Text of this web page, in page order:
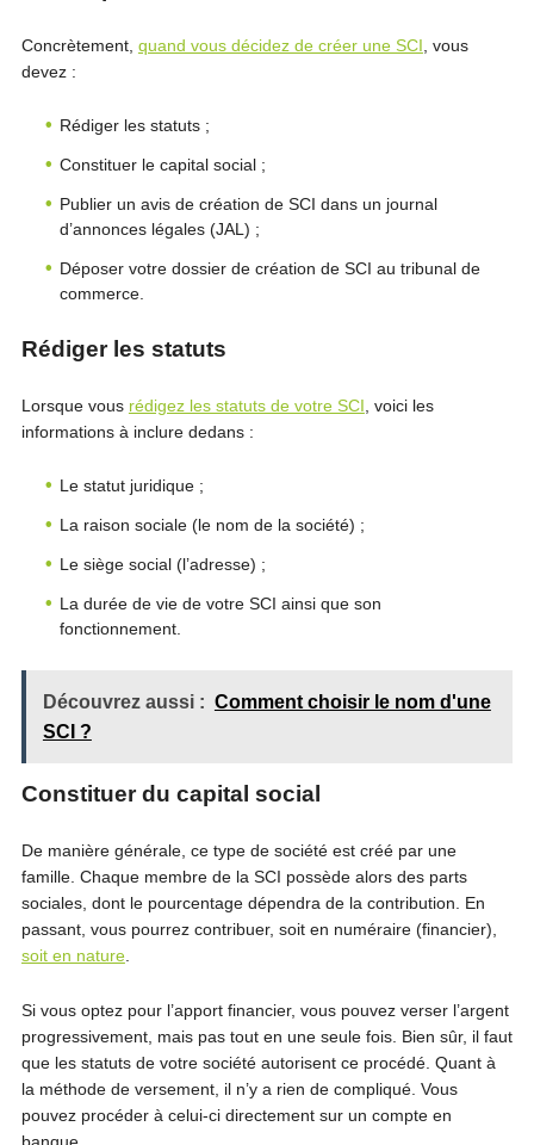
Concrètement, quand vous décidez de créer une SCI , vous
devez :
Rédiger les statuts ;
Constituer le capital social ;
Publier un avis de création de SCI dans un journal
d’annonces légales (JAL) ;
Déposer votre dossier de création de SCI au tribunal de
commerce.
Rédiger les statuts
Lorsque vous rédigez les statuts de votre SCI , voici les
informations à inclure dedans :
Le statut juridique ;
La raison sociale (le nom de la société) ;
Le siège social (l’adresse) ;
La durée de vie de votre SCI ainsi que son
fonctionnement.
Découvrez aussi : Comment choisir le nom d'une
SCI ?
Constituer du capital social
De manière générale, ce type de société est créé par une
famille. Chaque membre de la SCI possède alors des parts
sociales, dont le pourcentage dépendra de la contribution. En
passant, vous pourrez contribuer, soit en numéraire (financier),
soit en nature.
Si vous optez pour l’apport financier, vous pouvez verser l’argent
progressivement, mais pas tout en une seule fois. Bien sûr, il faut
que les statuts de votre société autorisent ce procédé. Quant à
la méthode de versement, il n’y a rien de compliqué. Vous
pouvez procéder à celui-ci directement sur un compte en